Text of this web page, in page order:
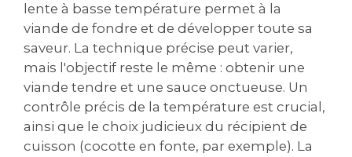
lente à basse température permet à la
viande de fondre et de développer toute sa
saveur. La technique précise peut varier,
mais l'objectif reste le même : obtenir une
viande tendre et une sauce onctueuse. Un
contrôle précis de la température est crucial,
ainsi que le choix judicieux du récipient de
cuisson (cocotte en fonte, par exemple). La